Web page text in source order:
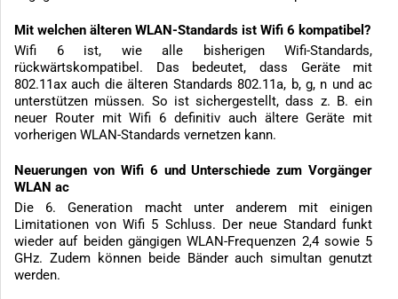
Mit welchen älteren WLAN-Standards ist Wifi 6 kompatibel?
Wifi 6 ist, wie alle bisherigen Wifi-Standards,
rückwärtskompatibel. Das bedeutet, dass Geräte mit
802.11ax auch die älteren Standards 802.11a, b, g, n und ac
unterstützen müssen. So ist sichergestellt, dass z. B. ein
neuer Router mit Wifi 6 definitiv auch ältere Geräte mit
vorherigen WLAN-Standards vernetzen kann.
Neuerungen von Wifi 6 und Unterschiede zum Vorgänger
WLAN ac
Die 6. Generation macht unter anderem mit einigen
Limitationen von Wifi 5 Schluss. Der neue Standard funkt
wieder auf beiden gängigen WLAN-Frequenzen 2,4 sowie 5
GHz. Zudem können beide Bänder auch simultan genutzt
werden.